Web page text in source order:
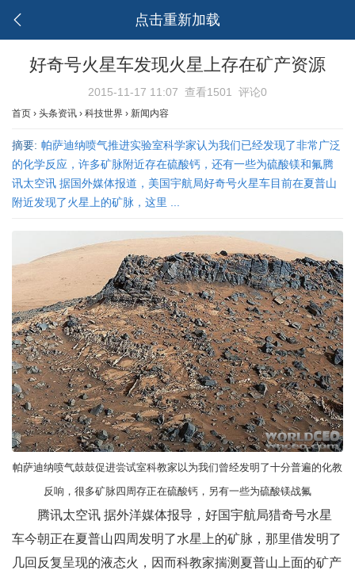
点击重新加载
好奇号火星车发现火星上存在矿产资源
2015-11-17 11:07 查看1501 评论0
首页 › 头条资讯 › 科技世界 › 新闻内容
摘要: 帕萨迪纳喷气推进实验室科学家认为我们已经发现了非常广泛
的化学反应，许多矿脉附近存在硫酸钙，还有一些为硫酸镁和氟腾
讯太空讯 据国外媒体报道，美国宇航局好奇号火星车目前在夏普山
附近发现了火星上的矿脉，这里 ...
帕萨迪纳喷气鼓鼓促进尝试室科教家以为我们曾经发明了十分普遍的化教
反响，很多矿脉四周存正在硫酸钙，另有一些为硫酸镁战氟
腾讯太空讯 据外洋媒体报导，好国宇航局猎奇号水星
车今朝正在夏普山四周发明了水星上的矿脉，那里借发明了
几回反复呈现的液态火，因而科教家揣测夏普山上面的矿产